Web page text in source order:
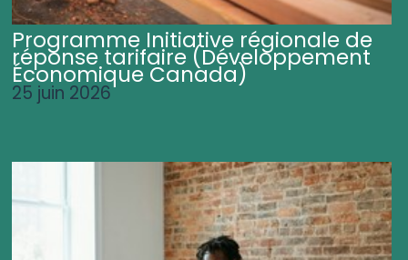
Programme Initiative régionale de
réponse tarifaire (Développement
Économique Canada)
25 juin 2026